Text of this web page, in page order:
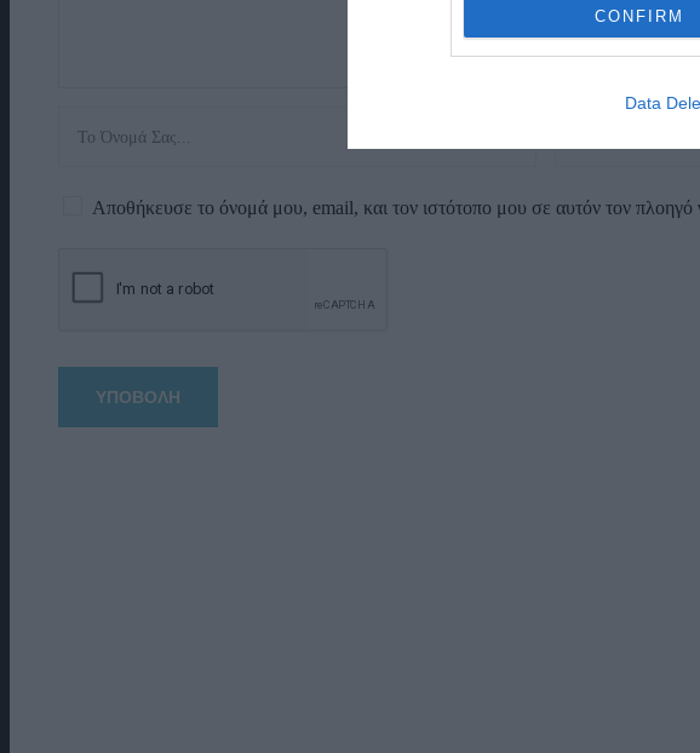
CONFIRM
Data
Αποθήκευσε το όνομά μου, email, και τον ιστότοπο μου σε αυτόν τον